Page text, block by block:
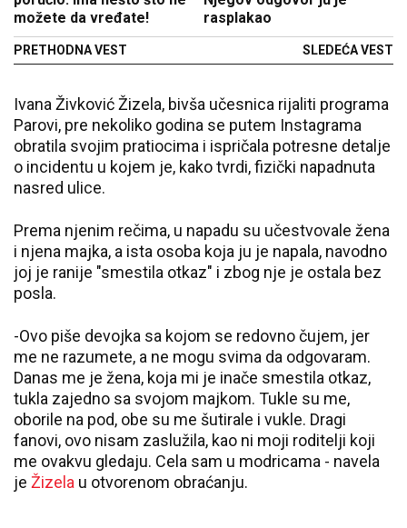
možete da vređate!
PRETHODNA VEST
rasplakao
SLEDEĆA VEST
Ivana Živković Žizela, bivša učesnica rijaliti programa
Parovi, pre nekoliko godina se putem Instagrama
obratila svojim pratiocima i ispričala potresne detalje
o incidentu u kojem je, kako tvrdi, fizički napadnuta
nasred ulice.
Prema njenim rečima, u napadu su učestvovale žena
i njena majka, a ista osoba koja ju je napala, navodno
joj je ranije "smestila otkaz" i zbog nje je ostala bez
posla.
-Ovo piše devojka sa kojom se redovno čujem, jer
me ne razumete, a ne mogu svima da odgovaram.
Danas me je žena, koja mi je inače smestila otkaz,
tukla zajedno sa svojom majkom. Tukle su me,
oborile na pod, obe su me šutirale i vukle. Dragi
fanovi, ovo nisam zaslužila, kao ni moji roditelji koji
me ovakvu gledaju. Cela sam u modricama - navela
je Žizela u otvorenom obraćanju.